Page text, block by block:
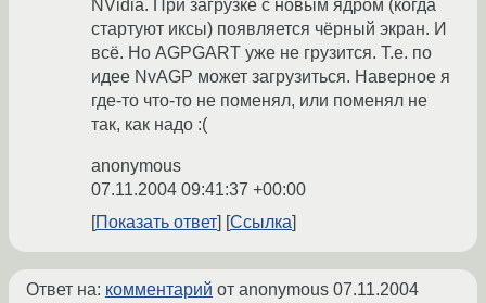
NVidia. При загрузке с новым ядром (когда
стартуют иксы) появляется чёрный экран. И
всё. Но АGPGART уже не грузится. Т.е. по
идее NvAGP может загрузиться. Наверное я
где-то что-то не поменял, или поменял не
так, как надо :(
anonymous
07.11.2004 09:41:37 +00:00
Показать ответ
Ссылка
Ответ на: комментарий от anonymous 07.11.2004